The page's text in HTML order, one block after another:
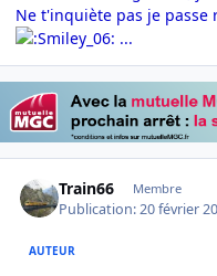
Ne t'inquiète pas je
...
Train66 Membre
Publication:20 février
AUTEUR